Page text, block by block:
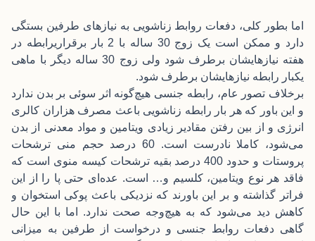
اما بطور کلی، دفعات روابط زناشویی به نیازهای طرفین بستگی
دارد و ممکن است یک زوج 30 ساله با 2 بار برقراریرابطه در
هفته نیازهایشان برطرف شود ولی زوج 30 ساله دیگر با ماهی
یکبار رابطه نیازهایشان برطرف شود.
برخلاف تصور عام، رابطه جنسی هیچ‌گونه اثر سوئی بر بدن ندارد
و این باور که هر بار رابطه زناشویی باعث مصرف هزاران کالری
انرژی و از بین رفتن مقادیر زیادی ویتامین و مواد معدنی از بدن
می‌شود، کاملا نادرست است. 60 درصد حجم منی ترشحات
پروستات و حدود 400 درصد بقیه ترشحات کیسه منوی است که
فاقد هر نوع ویتامین، کلسیم و… است. عده‌ای حتی پا را از این
فراتر گذاشته و بر این باورند که نزدیکی باعث پوکی استخوان و
کاهش دید می‌شود که به هیچ‌وجه صحت ندارد. اما با این حال
گاهی دفعات روابط جنسی و درخواست از طرفین به میزانی